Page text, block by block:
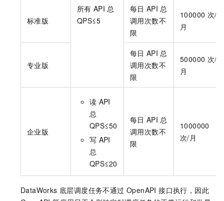
所有 API 总
QPS≤5
标准版
每日 API 总
调用次数不
限
100000 次/
月
专业版
每日 API 总
调用次数不
限
500000 次/
月
企业版
读 API
总
QPS≤50
写 API
总
QPS≤20
每日 API 总
调用次数不
限
1000000
次/月
DataWorks 底层调度任务不通过 OpenAPI 接口执行，因此